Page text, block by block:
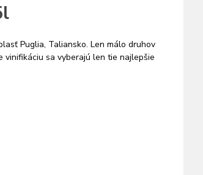
Puglia, Taliansko. Len málo druhov
vinifikáciu sa vyberajú len tie najlepšie